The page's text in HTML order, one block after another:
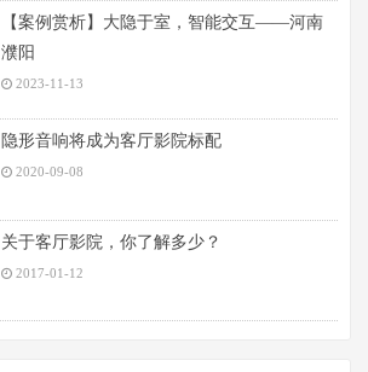
【案例赏析】大隐于室，智能交互——河南
濮阳
2023-11-13
隐形音响将成为客厅影院标配
2020-09-08
关于客厅影院，你了解多少？
2017-01-12